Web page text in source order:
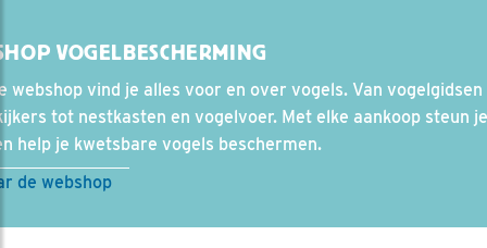
VOGELBESCHERMING
webshop vind je alles voor en over vogels. Van vogelgidsen
tot nestkasten en vogelvoer. Met elke aankoop steun
help je kwetsbare vogels beschermen.
de webshop